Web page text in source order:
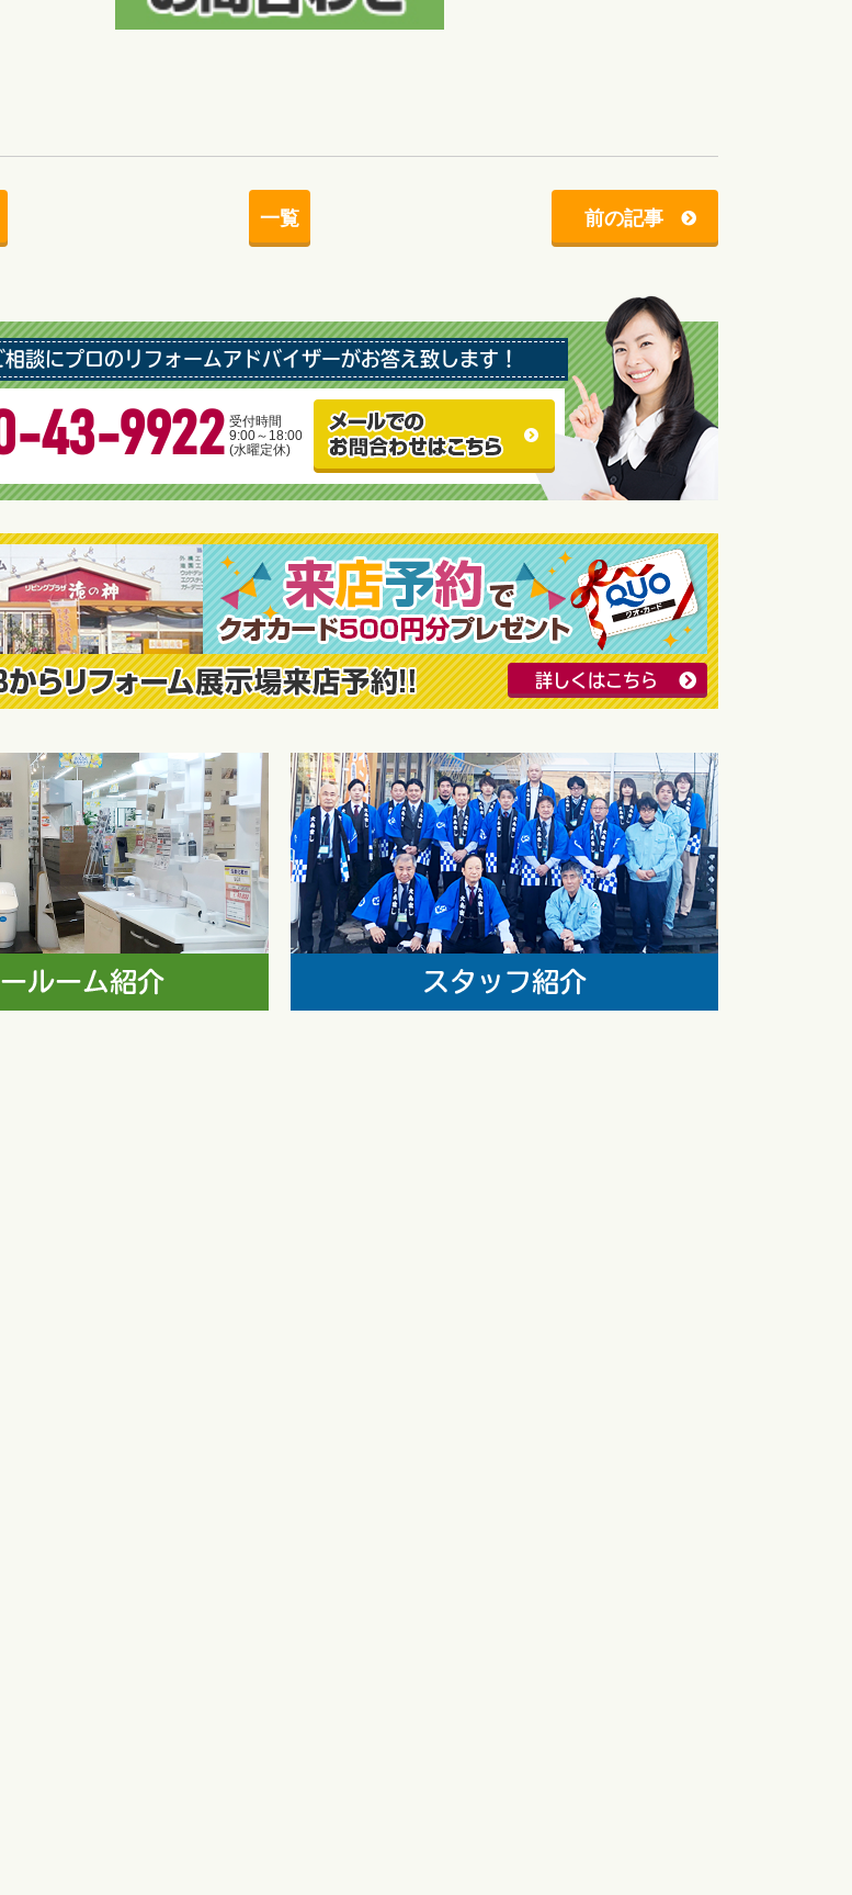
一覧 前の記事
談にプロのリフォームアドバイザーがお答え致します！
43-9922 受付時間
9:00～18:00
(水曜定休)
詳しくはこちら